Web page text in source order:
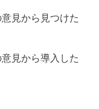
見から見つけた
見から導入した